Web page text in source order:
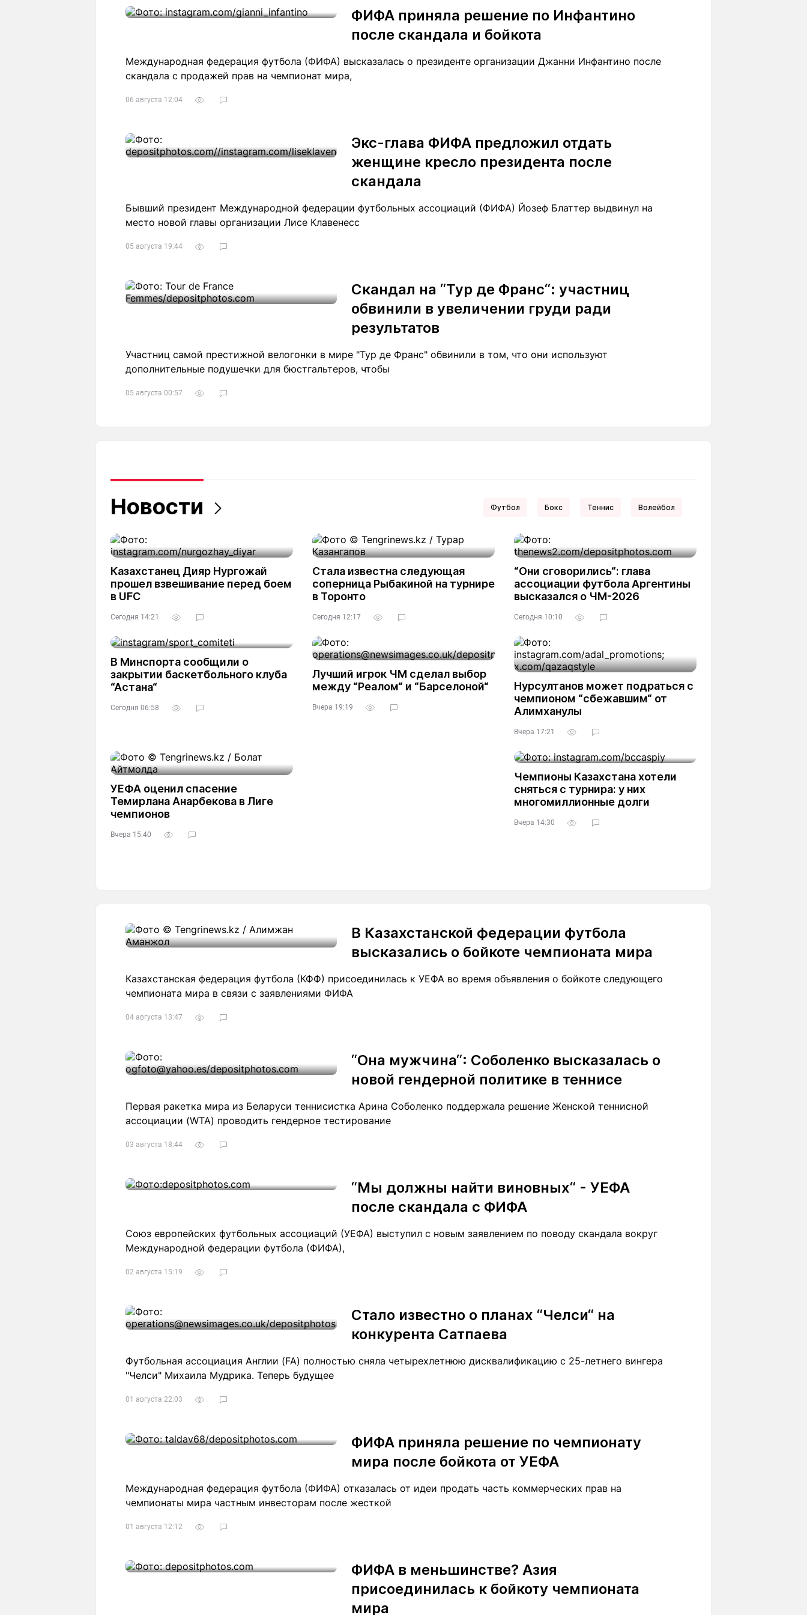
ФИФА приняла решение по Инфантино
после скандала и бойкота
Международная федерация футбола (ФИФА) высказалась о президенте организации Джанни Инфантино после
скандала с продажей прав на чемпионат мира,
06 августа 12:04
Экс-глава ФИФА предложил отдать
женщине кресло президента после
скандала
Бывший президент Международной федерации футбольных ассоциаций (ФИФА) Йозеф Блаттер выдвинул на
место новой главы организации Лисе Клавенесс
05 августа 19:44
Скандал на “Тур де Франс“: участниц
обвинили в увеличении груди ради
результатов
Участниц самой престижной велогонки в мире "Тур де Франс" обвинили в том, что они используют
дополнительные подушечки для бюстгальтеров, чтобы
05 августа 00:57
Новости Футбол Бокс Теннис Волейбол
Казахстанец Дияр Нургожай
прошел взвешивание перед боем
в UFC
Сегодня 14:21
Стала известна следующая
соперница Рыбакиной на турнире
в Торонто
Сегодня 12:17
“Они сговорились“: глава
ассоциации футбола Аргентины
высказался о ЧМ-2026
Сегодня 10:10
В Минспорта сообщили о
закрытии баскетбольного клуба
“Астана“
Сегодня 06:58
Лучший игрок ЧМ сделал выбор
между “Реалом“ и “Барселоной“
Вчера 19:19
Нурсултанов может подраться с
чемпионом “сбежавшим“ от
Алимханулы
Вчера 17:21
УЕФА оценил спасение
Темирлана Анарбекова в Лиге
чемпионов
Вчера 15:40
Чемпионы Казахстана хотели
сняться с турнира: у них
многомиллионные долги
Вчера 14:30
В Казахстанской федерации футбола
высказались о бойкоте чемпионата мира
Казахстанская федерация футбола (КФФ) присоединилась к УЕФА во время объявления о бойкоте следующего
чемпионата мира в связи с заявлениями ФИФА
04 августа 13:47
“Она мужчина“: Соболенко высказалась о
новой гендерной политике в теннисе
Первая ракетка мира из Беларуси теннисистка Арина Соболенко поддержала решение Женской теннисной
ассоциации (WTA) проводить гендерное тестирование
03 августа 18:44
“Мы должны найти виновных“ - УЕФА
после скандала с ФИФА
Союз европейских футбольных ассоциаций (УЕФА) выступил с новым заявлением по поводу скандала вокруг
Международной федерации футбола (ФИФА),
02 августа 15:19
Стало известно о планах “Челси“ на
конкурента Сатпаева
Футбольная ассоциация Англии (FA) полностью сняла четырехлетнюю дисквалификацию с 25-летнего вингера
"Челси" Михаила Мудрика. Теперь будущее
01 августа 22:03
ФИФА приняла решение по чемпионату
мира после бойкота от УЕФА
Международная федерация футбола (ФИФА) отказалась от идеи продать часть коммерческих прав на
чемпионаты мира частным инвесторам после жесткой
01 августа 12:12
ФИФА в меньшинстве? Азия
присоединилась к бойкоту чемпионата
мира